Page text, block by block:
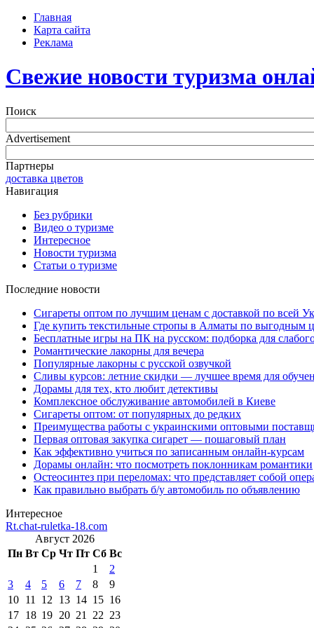
Главная
Карта сайта
Реклама
Свежие новости туризма
Поиск
Advertisement
Партнеры
доставка цветов
Навигация
Без рубрики
Видео о туризме
Интересное
Новости туризма
Статьи о туризме
Последние новости
Сигареты оптом по лучшим ценам с доставкой по всей
Где купить текстильные стропы в Алматы по выгодным
Бесплатные игры на ПК на русском: подборка для
Романтические лакорны для вечера
Популярные лакорны с русской озвучкой
Сливы курсов: летние скидки — лучшее время для
Дорамы для тех, кто любит детективы
Комплексное обслуживание автомобилей в Киеве
Сигареты оптом: от популярных до редких
Преимущества работы с украинскими оптовыми
Первая оптовая закупка сигарет — пошаговый план
Как эффективно учиться по записанным онлайн-курсам
Дорамы онлайн: что посмотреть поклонникам романтики
Остеосинтез при переломах: что представляет собой
Как правильно выбрать б/у автомобиль по объявлению
Интересное
Rt.chat-ruletka-18.com
Август 2026
Пн Вт Ср Чт Пт Сб Вс
1
2
3
4 5 6 7 8
9
10 11 12 13 14 15 16
17 18 19 20 21 22 23